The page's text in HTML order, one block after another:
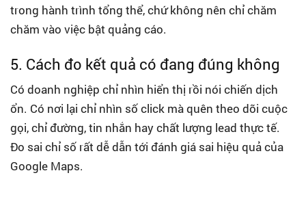
trong hành trình tổng thể, chứ không nên chỉ chăm
chăm vào việc bật quảng cáo.
5. Cách đo kết quả có đang đúng không
Có doanh nghiệp chỉ nhìn hiển thị rồi nói chiến dịch
ổn. Có nơi lại chỉ nhìn số click mà quên theo dõi cuộc
gọi, chỉ đường, tin nhắn hay chất lượng lead thực tế.
Đo sai chỉ số rất dễ dẫn tới đánh giá sai hiệu quả của
Google Maps.